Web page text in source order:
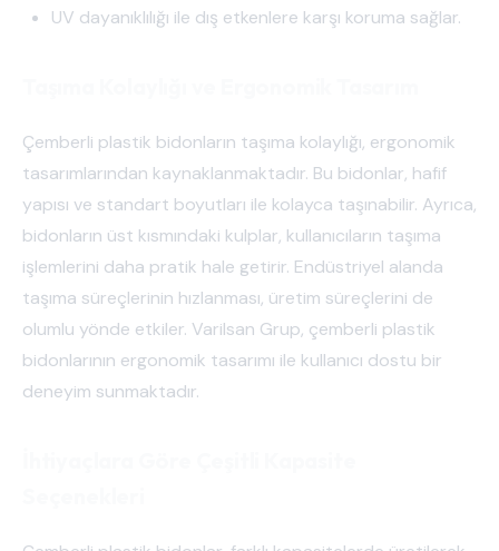
UV dayanıklılığı ile dış etkenlere karşı koruma sağlar.
Çemberli plastik bidonların taşıma kolaylığı, ergonomik
tasarımlarından kaynaklanmaktadır. Bu bidonlar, hafif
yapısı ve standart boyutları ile kolayca taşınabilir. Ayrıca,
bidonların üst kısmındaki kulplar, kullanıcıların taşıma
işlemlerini daha pratik hale getirir. Endüstriyel alanda
taşıma süreçlerinin hızlanması, üretim süreçlerini de
olumlu yönde etkiler. Varilsan Grup, çemberli plastik
bidonlarının ergonomik tasarımı ile kullanıcı dostu bir
deneyim sunmaktadır.